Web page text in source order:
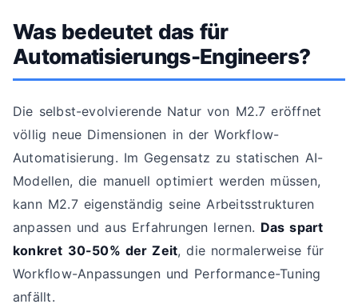
Was bedeutet das für
Automatisierungs-Engineers?
Die selbst-evolvierende Natur von M2.7 eröffnet
völlig neue Dimensionen in der Workflow-
Automatisierung. Im Gegensatz zu statischen AI-
Modellen, die manuell optimiert werden müssen,
kann M2.7 eigenständig seine Arbeitsstrukturen
anpassen und aus Erfahrungen lernen. Das spart
konkret 30-50% der Zeit, die normalerweise für
Workflow-Anpassungen und Performance-Tuning
anfällt.